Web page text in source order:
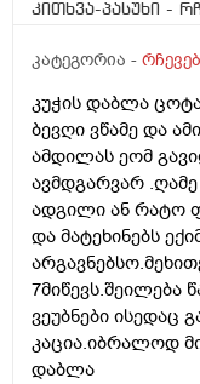
კითხვა-პასუხი -
კატეგორია -
კუჭის დაბლა
ბევღი ვწამე და
ამდილას ეომ
ავმდგარვარ .ღამე
ადგილი ან რატო
და მატეხინებს
7მიწევს.შეილება
ვეუბნები ისედაც
კაცია.იბრალოდ
დაბლა